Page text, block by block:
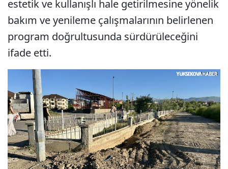
estetik ve kullanışlı hale getirilmesine yönelik
bakım ve yenileme çalışmalarının belirlenen
program doğrultusunda sürdürüleceğini
ifade etti.